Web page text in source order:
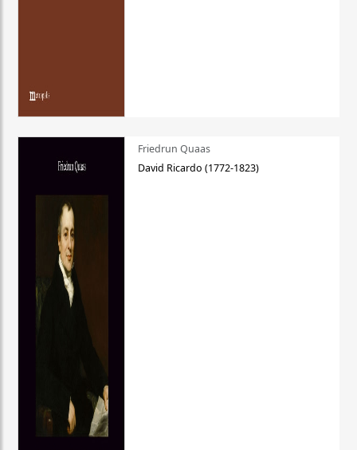
Friedrun Quaas
David Ricardo (1772-1823)